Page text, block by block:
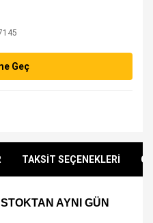
Geç
TAKSİT SEÇENEKLERİ
AYNI GÜN